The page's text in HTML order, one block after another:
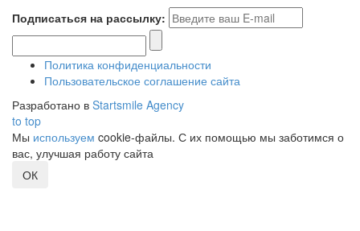
Подписаться на рассылку:
Политика конфиденциальности
Пользовательское соглашение сайта
Разработано в Startsmile Agency
to top
Мы используем cookie-файлы. С их помощью мы заботимся о
вас, улучшая работу сайта
ОК